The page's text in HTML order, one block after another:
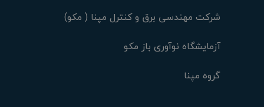
شرکت مهندسی برق و کنترل مپنا ( مکو)
آزمایشگاه نوآوری باز مکو
گروه مپنا